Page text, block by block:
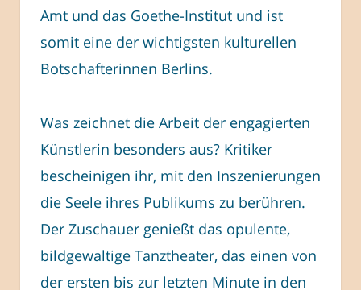
Amt und das Goethe-Institut und ist
somit eine der wichtigsten kulturellen
Botschafterinnen Berlins.
Was zeichnet die Arbeit der engagierten
Künstlerin besonders aus? Kritiker
bescheinigen ihr, mit den Inszenierungen
die Seele ihres Publikums zu berühren.
Der Zuschauer genießt das opulente,
bildgewaltige Tanztheater, das einen von
der ersten bis zur letzten Minute in den